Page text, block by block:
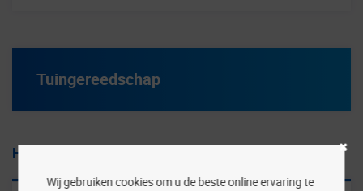
Tuingereedschap
Hoge persoonlijke service
Wij gebruiken cookies om u de beste online ervaring te